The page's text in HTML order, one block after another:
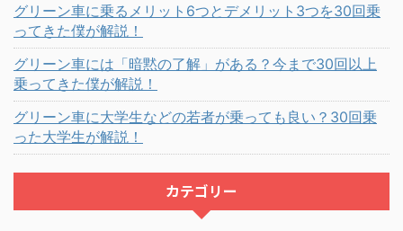
グリーン車に乗るメリット6つとデメリット3つを30回乗
ってきた僕が解説！
グリーン車には「暗黙の了解」がある？今まで30回以上
乗ってきた僕が解説！
グリーン車に大学生などの若者が乗っても良い？30回乗
った大学生が解説！
カテゴリー